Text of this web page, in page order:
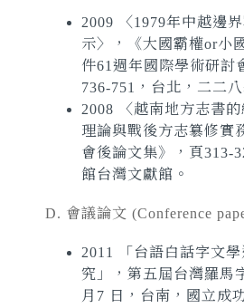
2009 〈1979年中越邊
示〉，《大國霸權or小
件61週年國際學術研討
736-751，台北，二二八
2008 〈越南地方志書
理論與戰後方志簒修實
會後論文集》，頁313-
館台灣文獻館。
D. 會議論文 (Conference
2011 「台語白話字文
究」，第五屆台灣羅馬
月7 日，台南，國立成